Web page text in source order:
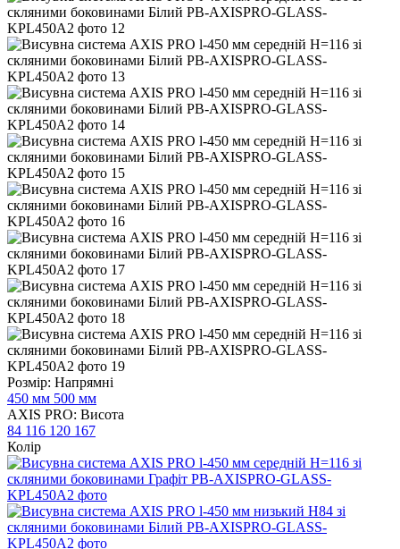
Розмір: Напрямні
450 мм 500 мм
AXIS PRO: Висота
84 116 120 167
Колір